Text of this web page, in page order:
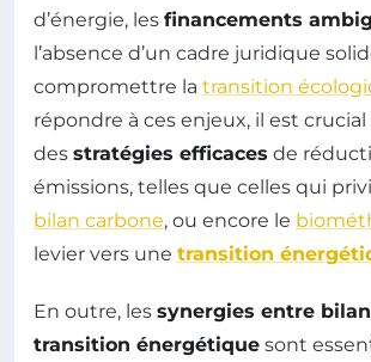
d’énergie, les financements
l’absence d’un cadre juridique
compromettre la transition
répondre à ces enjeux, il est crucial
des stratégies efficaces de
émissions, telles que celles qui
bilan carbone, ou encore le
levier vers une transition
En outre, les synergies entre
transition énergétique sont